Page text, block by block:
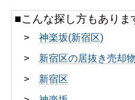
■こんな探し方もありま
> 神楽坂(新宿区)
> 新宿区の居抜き売却
> 新宿区